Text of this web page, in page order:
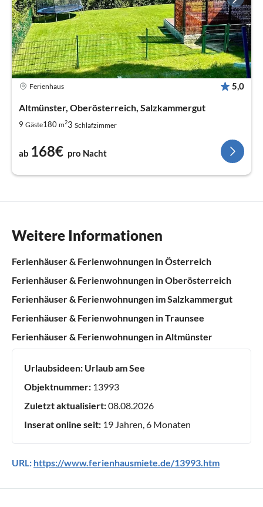
Ferienhaus 5,0
Altmünster, Oberösterreich, Salzkammergut
9 Gäste180 m23 Schlafzimmer
ab 168€ pro Nacht
Weitere Informationen
Ferienhäuser & Ferienwohnungen in Österreich
Ferienhäuser & Ferienwohnungen in Oberösterreich
Ferienhäuser & Ferienwohnungen im Salzkammergut
Ferienhäuser & Ferienwohnungen in Traunsee
Ferienhäuser & Ferienwohnungen in Altmünster
Urlaubsideen: Urlaub am See
Objektnummer: 13993
Zuletzt aktualisiert:08.08.2026
Inserat online seit: 19 Jahren, 6 Monaten
URL: https://www.ferienhausmiete.de/13993.htm